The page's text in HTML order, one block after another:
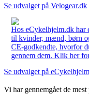
Se udvalget på Velogear.dk
Hos eCykelhjelm.dk har
til kvinder, mænd, børn
CE-godkendte, hvorfor
gennem dem. Klik her
Se udvalget på
Vi har gennemgået de